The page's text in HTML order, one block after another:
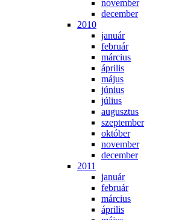
no­vem­ber
de­cem­ber
2010
ja­nu­ár
feb­ru­ár
már­ci­us
áp­ri­lis
má­jus
jú­ni­us
jú­li­us
au­gusz­tus
szep­tem­ber
ok­tó­ber
no­vem­ber
de­cem­ber
2011
ja­nu­ár
feb­ru­ár
már­ci­us
áp­ri­lis